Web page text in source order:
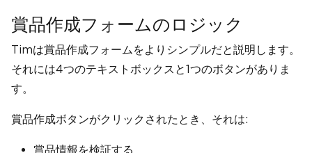
賞品作成フォームのロジック
Timは賞品作成フォームをよりシンプルだと説明します。
それには4つのテキストボックスと1つのボタンがありま
す。
賞品作成ボタンがクリックされたとき、それは:
賞品情報を検証する